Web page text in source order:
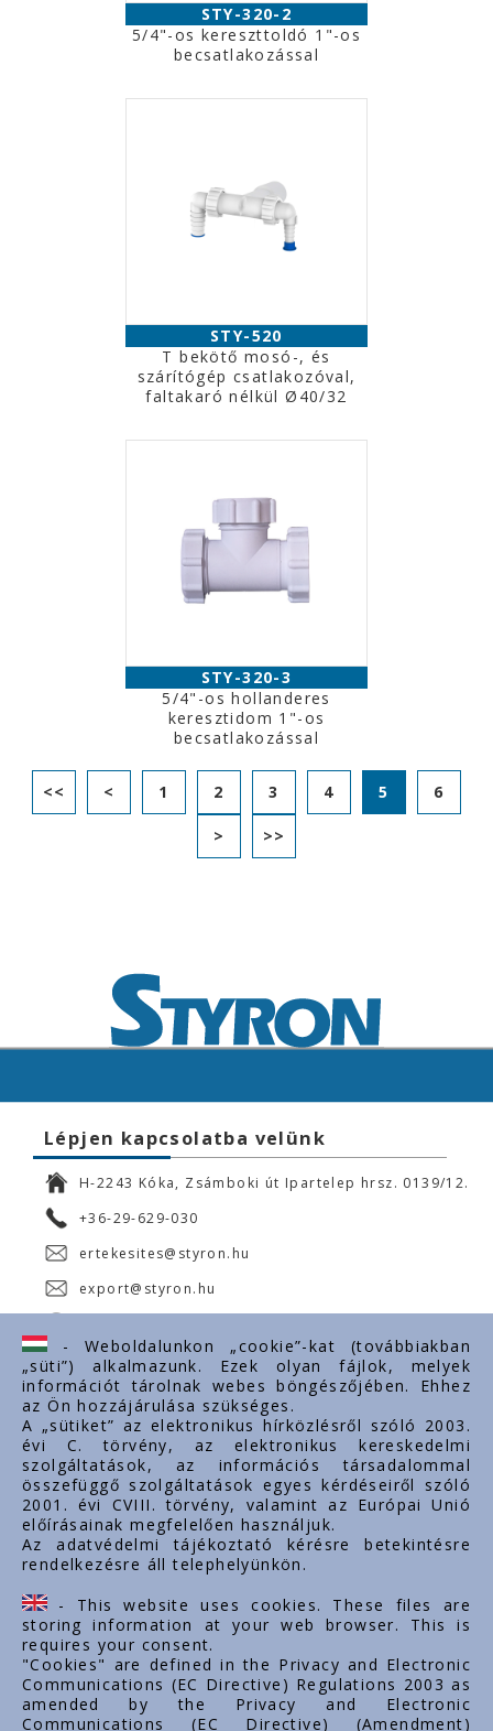
STY-320-2
5/4"-os kereszttoldó 1"-os
becsatlakozással
STY-520
T bekötő mosó-, és
szárítógép csatlakozóval,
faltakaró nélkül Ø40/32
STY-320-3
5/4"-os hollanderes
keresztidom 1"-os
becsatlakozással
<< < 1 2 3 4 5 6
> >>
Lépjen kapcsolatba velünk
H-2243 Kóka, Zsámboki út Ipartelep hrsz. 0139/12.
+36-29-629-030
ertekesites@styron.hu
export@styron.hu
Fontos linkek
Rólunk
Dokumentumok
Kapcsolat
Karrier
Cég adatok
Tárhely adatok
Támogatások
- Weboldalunkon „cookie”-kat (továbbiakban
„süti”) alkalmazunk. Ezek olyan fájlok, melyek
információt tárolnak webes böngészőjében. Ehhez
az Ön hozzájárulása szükséges.
A „sütiket” az elektronikus hírközlésről szóló 2003.
évi C. törvény, az elektronikus kereskedelmi
szolgáltatások, az információs társadalommal
összefüggő szolgáltatások egyes kérdéseiről szóló
2001. évi CVIII. törvény, valamint az Európai Unió
előírásainak megfelelően használjuk.
Az adatvédelmi tájékoztató kérésre betekintésre
rendelkezésre áll telephelyünkön.
- This website uses cookies. These files are
storing information at your web browser. This is
requires your consent.
"Cookies" are defined in the Privacy and Electronic
Communications (EC Directive) Regulations 2003 as
amended by the Privacy and Electronic
Communications (EC Directive) (Amendment)